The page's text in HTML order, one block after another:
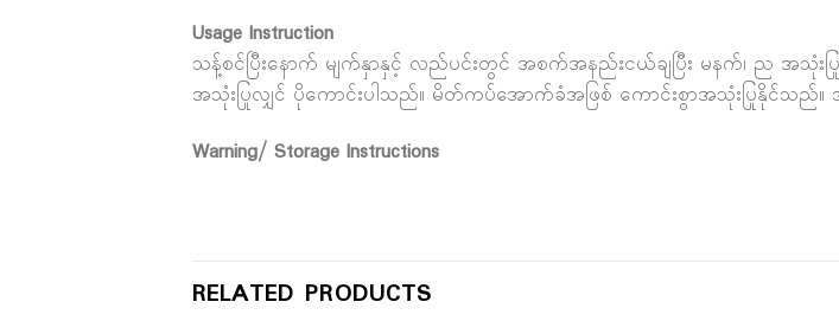
Usage Instruction
သန့်စင်ပြီးနောက် မျက်နှာနှင့် လည်ပင်းတွင် အစက်အနည်းငယ်ချပြီး မနက်​၊ ​ည အသုံးပြု
အသုံးပြုလျှင် ပိုကောင်းပါသည်။ မိတ်ကပ်အောက်ခံအဖြစ် ကောင်းစွာအသုံးပြုနိုင်သည်။ အဆီ
Warning/ Storage Instructions
RELATED PRODUCTS